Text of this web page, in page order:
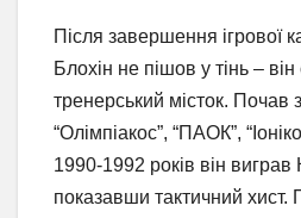
Після завершення ігрової
Блохін не пішов у тінь –
тренерський місток. Почав
“Олімпіакос”, “ПАОК”,
1990-1992 років він виграв
показавши тактичний хист.